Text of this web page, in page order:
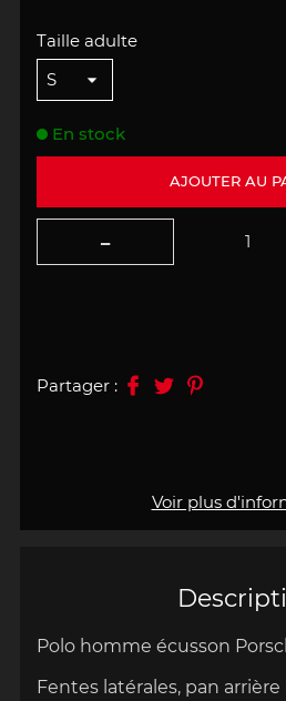
Polo homme écusson
Fentes latérales, pan
Voir plus
Taille adulte
AJOUTER AU
En stock
Partager :